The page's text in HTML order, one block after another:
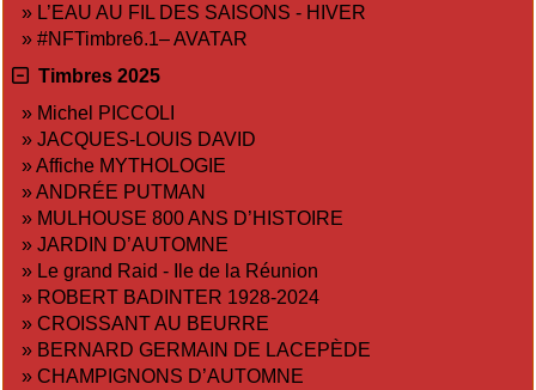
» L’EAU AU FIL DES SAISONS - HIVER
» #NFTimbre6.1– AVATAR
Timbres 2025
» Michel PICCOLI
» JACQUES-LOUIS DAVID
»Affiche MYTHOLOGIE
»ANDRÉE PUTMAN
» MULHOUSE 800 ANS D’HISTOIRE
» JARDIN D’AUTOMNE
» Le grand Raid - Ile de la Réunion
» ROBERT BADINTER 1928-2024
» CROISSANT AU BEURRE
» BERNARD GERMAIN DE LACEPÈDE
» CHAMPIGNONS D’AUTOMNE